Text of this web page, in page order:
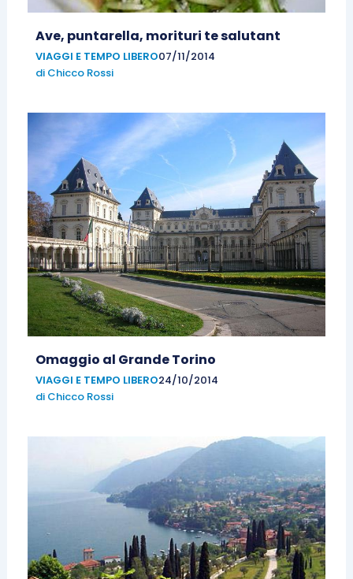
Ave, puntarella, morituri te salutant
VIAGGI E TEMPO LIBERO07/11/2014
di Chicco Rossi
Omaggio al Grande Torino
VIAGGI E TEMPO LIBERO24/10/2014
di Chicco Rossi